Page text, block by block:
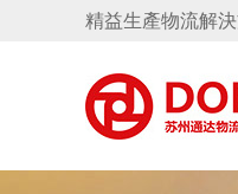
精益生產物流解決